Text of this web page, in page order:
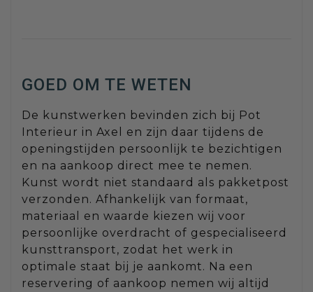
GOED OM TE WETEN
De kunstwerken bevinden zich bij Pot
Interieur in Axel en zijn daar tijdens de
openingstijden persoonlijk te bezichtigen
en na aankoop direct mee te nemen.
Kunst wordt niet standaard als pakketpost
verzonden. Afhankelijk van formaat,
materiaal en waarde kiezen wij voor
persoonlijke overdracht of gespecialiseerd
kunsttransport, zodat het werk in
optimale staat bij je aankomt. Na een
reservering of aankoop nemen wij altijd